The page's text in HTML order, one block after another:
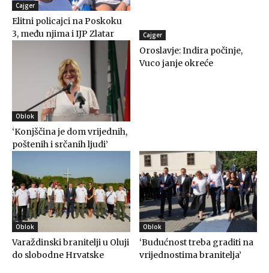
Cajger
Elitni policajci na Poskoku
3, među njima i IJP Zlatar
Oblok
‘Konjščina je dom vrijednih,
poštenih i srčanih ljudi’
Cajger
Oroslavje: Indira počinje,
Vuco janje okreće
Oblok
Varaždinski branitelji u Oluji
do slobodne Hrvatske
Oblok
‘Budućnost treba graditi na
vrijednostima branitelja’